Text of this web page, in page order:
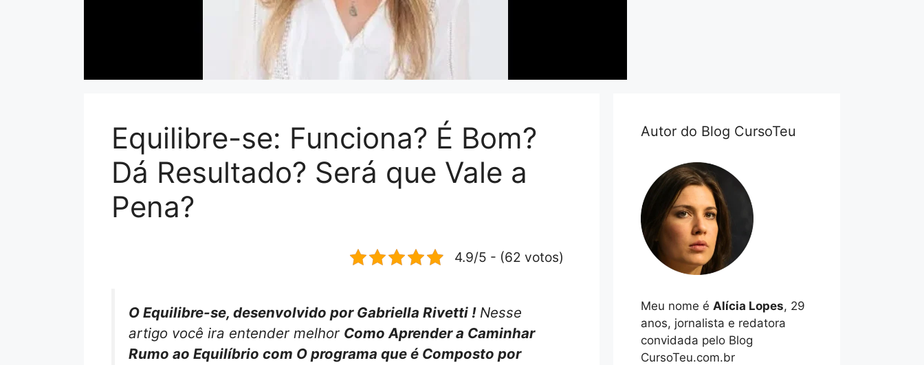
Equilibre-se: Funciona? É Bom?
Dá Resultado? Será que Vale a
Pena?
4.9/5 - (62 votos)
O Equilibre-se, desenvolvido por Gabriella Rivetti ! Nesse
artigo você ira entender melhor Como Aprender a Caminhar
Rumo ao Equilíbrio com O programa que é Composto por
Autor do Blog CursoTeu
Meu nome é Alícia Lopes, 29
anos, jornalista e redatora
convidada pelo Blog
CursoTeu.com.br